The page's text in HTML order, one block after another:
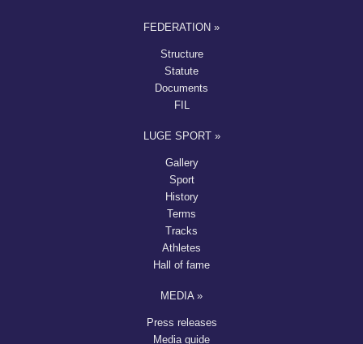
FEDERATION »
Structure
Statute
Documents
FIL
LUGE SPORT »
Gallery
Sport
History
Terms
Tracks
Athletes
Hall of fame
MEDIA »
Press releases
Media guide